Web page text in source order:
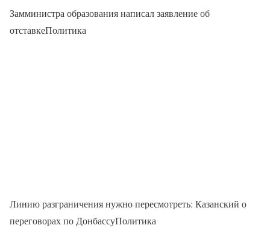
Замминистра образования написал заявление об
отставкеПолитика
Линию разграничения нужно пересмотреть: Казанский о
переговорах по ДонбассуПолитика